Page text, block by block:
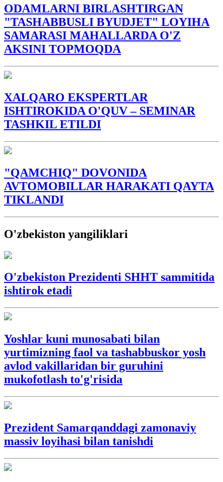
ODAMLARNI BIRLASHTIRGAN
"TASHABBUSLI BYUDJET" LOYIHA
SAMARASI MAHALLARDA O'Z
AKSINI TOPMOQDA
XALQARO EKSPERTLAR
ISHTIROKIDA O'QUV – SEMINAR
TASHKIL ETILDI
"QAMCHIQ" DOVONIDA
AVTOMOBILLAR HARAKATI QAYTA
TIKLANDI
O'zbekiston yangiliklari
O'zbekiston Prezidenti SHHT sammitida
ishtirok etadi
Yoshlar kuni munosabati bilan
yurtimizning faol va tashabbuskor yosh
avlod vakillaridan bir guruhini
mukofotlash to'g'risida
Prezident Samarqanddagi zamonaviy
massiv loyihasi bilan tanishdi